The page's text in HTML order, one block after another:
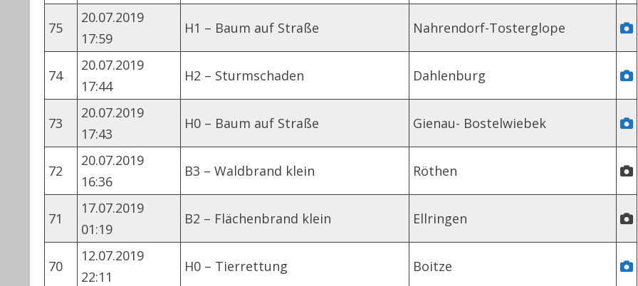
75
20.07.2019
17:59
H1 – Baum auf Straße Nahrendorf-Tosterglope
74
20.07.2019
17:44
H2 – Sturmschaden Dahlenburg
73
20.07.2019
17:43
H0 – Baum auf Straße Gienau- Bostelwiebek
72
20.07.2019
16:36
B3 – Waldbrand klein Röthen
71
17.07.2019
01:19
B2 – Flächenbrand klein Ellringen
70
12.07.2019
22:11
H0 – Tierrettung Boitze